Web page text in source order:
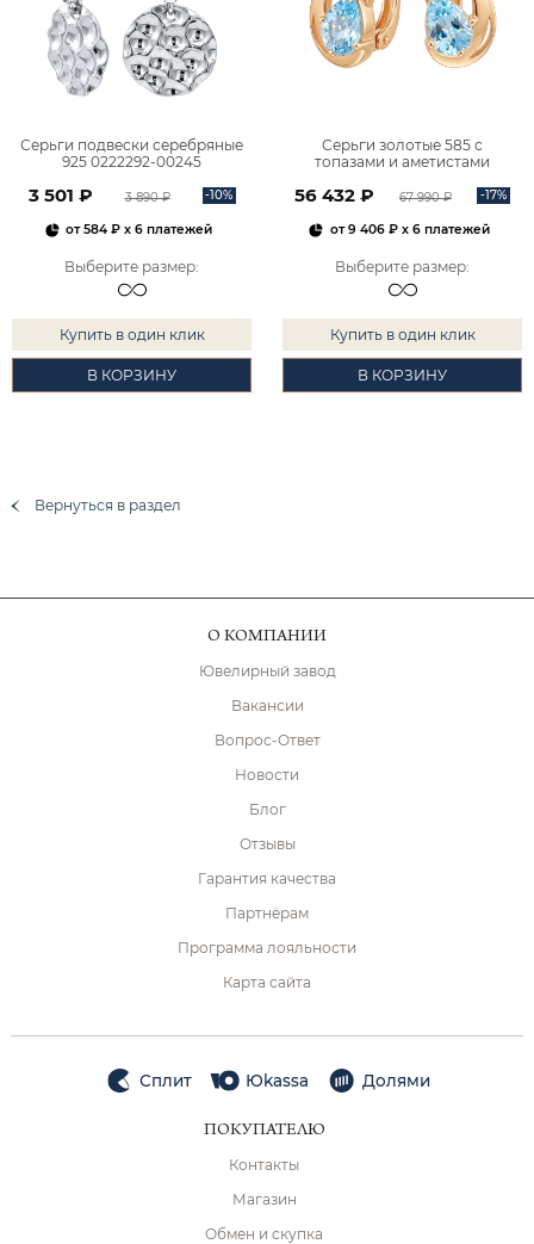
Серьги подвески серебряные
925 0222292-00245
3 501 ₽ 3 890 ₽ -10%
от584 ₽ x 6 платежей
Выберите размер:
Купить в один клик
В КОРЗИНУ
Серьги золотые 585 с
топазами и аметистами
56 432 ₽ 67 990 ₽ -17%
от9 406 ₽x 6 платежей
Выберите размер:
Купить в один клик
В КОРЗИНУ
Вернуться в раздел
О КОМПАНИИ
Ювелирный завод
Вакансии
Вопрос-Ответ
Новости
Блог
Отзывы
Гарантия качества
Партнёрам
Программа лояльности
Карта сайта
Сплит Юkassa Долями
ПОКУПАТЕЛЮ
Контакты
Магазин
Обмен и скупка